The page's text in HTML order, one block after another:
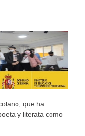
que ha
y literata como